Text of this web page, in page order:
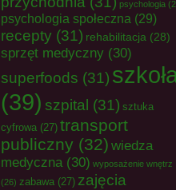
psychologia
psychologia społeczna (29)
recepty (31) rehabilitacja (28)
sprzęt medyczny (30)
superfoods (31)
(39) szpital (31) sztuka
cyfrowa (27) transport
publiczny (32) wiedza
medyczna(30) wyposażenie wnętrz
(26) zabawa (27) zajęcia